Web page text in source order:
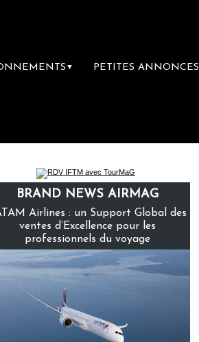
▼ PETITES ANNONCES
du voyage
BRAND NEWS AIRMAG
Airlines : un Support Global des
ventes d’Excellence pour les
professionnels du voyage